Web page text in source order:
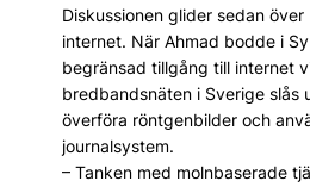
Diskussionen glider sedan
internet. När Ahmad bodde i
begränsad tillgång till internet
bredbands­näten i Sverige slås
överföra röntgenbilder och
journal­system.
– Tanken med molnbaserade